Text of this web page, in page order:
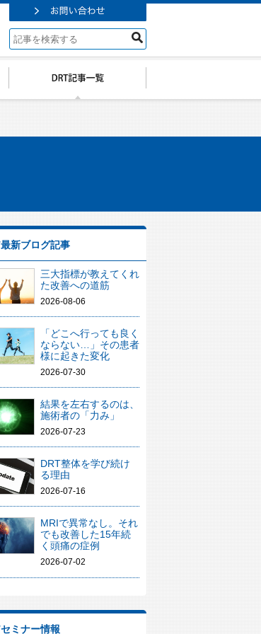
新ブログ記事
三大指標が教えてくれ
た改善への道筋
2026-08-06
「どこへ行っても良く
ならない…」その患者
様に起きた変化
2026-07-30
結果を左右するのは、
施術者の「力み」
2026-07-23
DRT整体を学び続け
る理由
2026-07-16
MRIで異常なし。それ
でも改善した15年続
く頭痛の症例
2026-07-02
ミナー情報